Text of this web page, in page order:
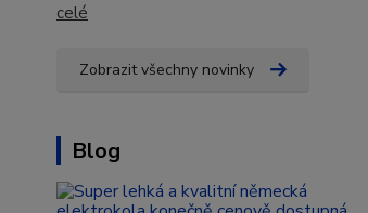
celé
Zobrazit všechny novinky
Blog